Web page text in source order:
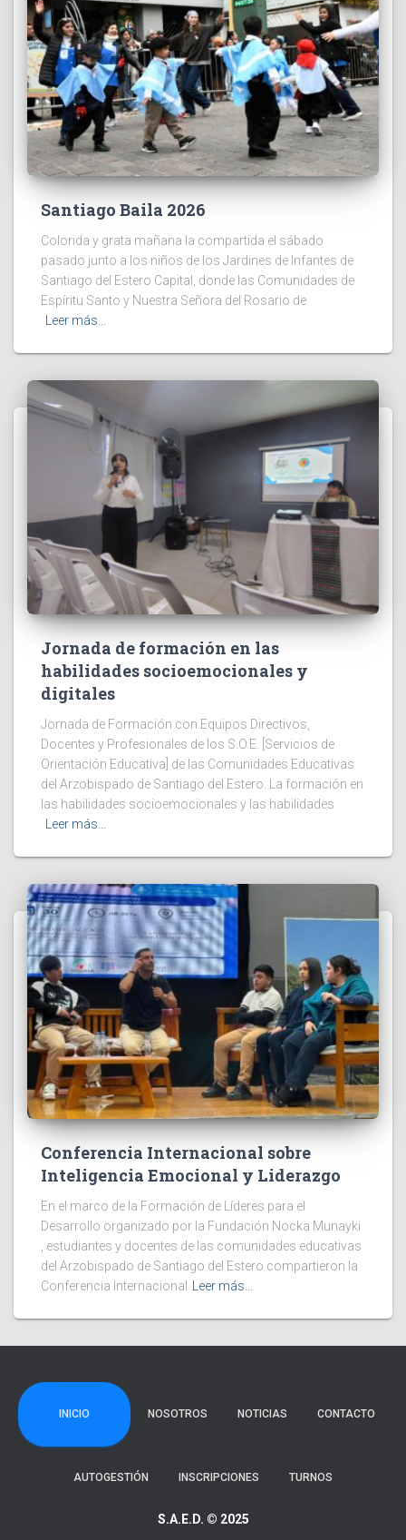
Santiago Baila 2026
Colorida y grata mañana la compartida el sábado
pasado junto a los niños de los Jardines de Infantes de
Santiago del Estero Capital, donde las Comunidades de
Espíritu Santo y Nuestra Señora del Rosario de
Leer más…
Jornada de formación en las
habilidades socioemocionales y
digitales
Jornada de Formación con Equipos Directivos,
Docentes y Profesionales de los S.O.E. [Servicios de
Orientación Educativa] de las Comunidades Educativas
del Arzobispado de Santiago del Estero. La formación en
las habilidades socioemocionales y las habilidades
Leer más…
Conferencia Internacional sobre
Inteligencia Emocional y Liderazgo
En el marco de la Formación de Líderes para el
Desarrollo organizado por la Fundación Nocka Munayki
, estudiantes y docentes de las comunidades educativas
del Arzobispado de Santiago del Estero compartieron la
Conferencia Internacional
Leer más…
INICIO NOSOTROS NOTICIAS CONTACTO
AUTOGESTIÓN INSCRIPCIONES TURNOS
S.A.E.D. © 2025